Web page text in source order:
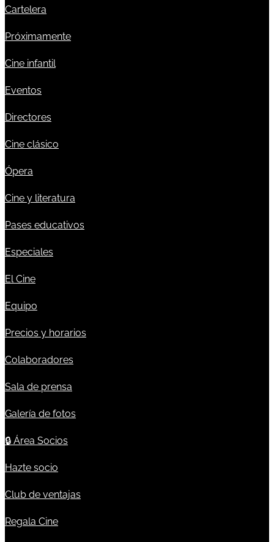
Cartelera
Próximamente
Cine infantil
Eventos
Directores
Cine clásico
Ópera
Cine y literatura
Pases educativos
Especiales
El Cine
Equipo
Precios y horarios
Colaboradores
Sala de prensa
Galería de fotos
🔒 Área Socios
Hazte socio
Club de ventajas
Regala Cine